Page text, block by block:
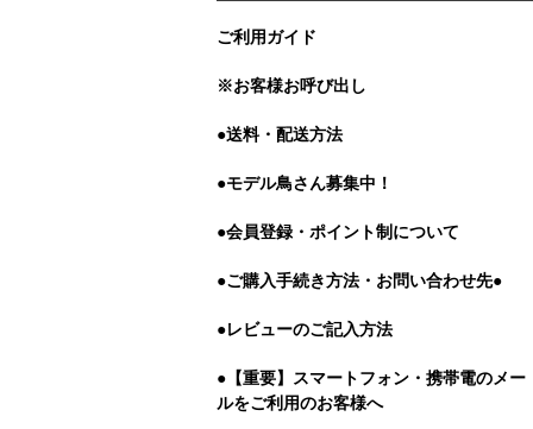
ご利用ガイド
※お客様お呼び出し
●送料・配送方法
●モデル鳥さん募集中！
●会員登録・ポイント制について
●ご購入手続き方法・お問い合わせ先●
●レビューのご記入方法
●【重要】スマートフォン・携帯電のメー
ルをご利用のお客様へ